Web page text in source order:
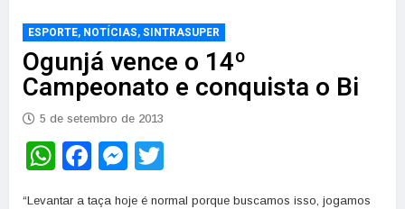
ESPORTE, NOTÍCIAS,SINTRASUPER
Ogunjá vence o 14º
Campeonato e conquista o Bi
5 de setembro de 2013
WhatsApp
Facebook
Messenger
“Levantar a taça hoje é normal porque buscamos isso, jogamos